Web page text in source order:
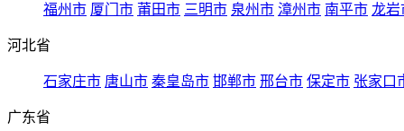
福州市 厦门市 莆田市 三明市 泉州市 漳州市 南平市 龙岩
河北省
石家庄市 唐山市 秦皇岛市 邯郸市 邢台市 保定市 张家口
广东省